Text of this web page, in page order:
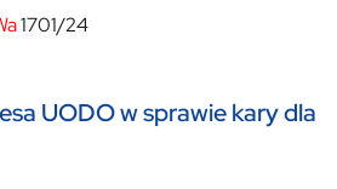
1701/24
UODO w sprawie kary dla